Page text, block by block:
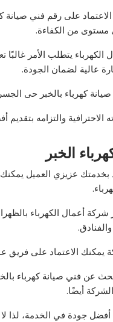
على رقم فني
مستوى من الكفاءة.
الكهرباء يتطلب الأمر
عالية لضمان الجودة.
كهرباء بالخبر حى
الاحترافية والتزامه
الخبر
عزيزي العميل
شركة أعمال الكهرباء
يمكنك الاعتماد على فريق
عن فني صيانة كهرباء
أيضًا.
جودة في الخدمة، لذا لا